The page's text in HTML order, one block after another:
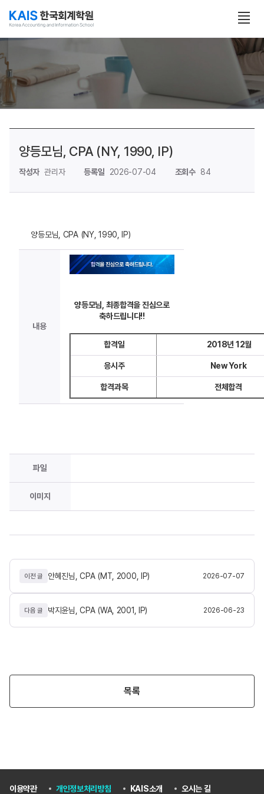
전
보
양등모님, CPA (NY, 1990, IP)
작성자 관리자 등록일 2026-07-04 조회수 84
양등모님, CPA (NY, 1990, IP)
내용
양등모님, 최종합격을 진심으로
축하드립니다!!
합격일 2018년 12월
응시주 New York
합격과목 전체합격
파일
이미지
이전 글 안혜진님, CPA (MT, 2000, IP) 2026-07-07
다음 글 박지윤님, CPA (WA, 2001, IP) 2026-06-23
목록
이용약관 개인정보처리방침 KAIS소개 오시는 길